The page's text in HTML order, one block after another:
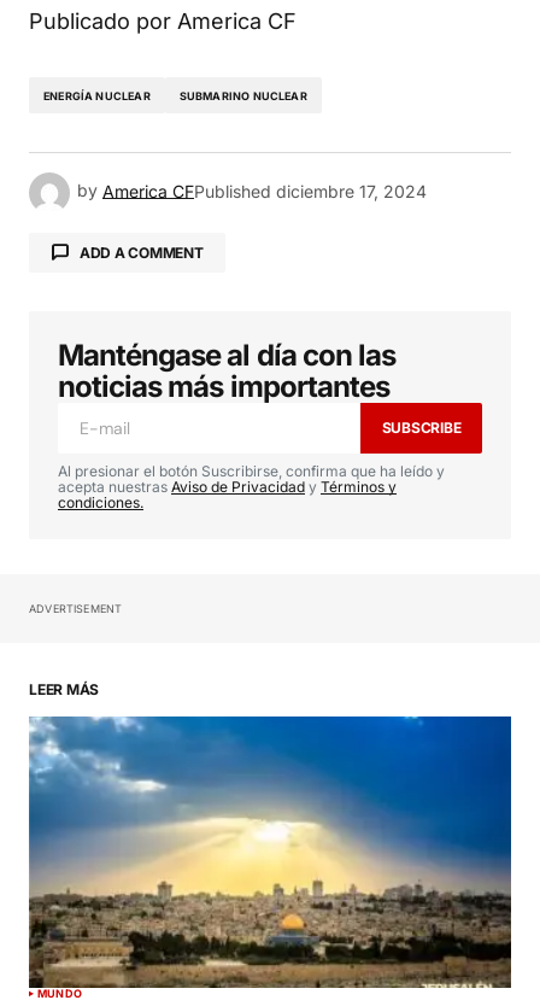
Publicado por America CF
ENERGÍA NUCLEAR SUBMARINO NUCLEAR
by America CFPublished diciembre 17, 2024
ADD A COMMENT
Tu dirección de correo electrónico no será
publicada. Los campos obligatorios están
marcados con*
Comment*
Your Name
Your E-mail
Guardar mi nombre, correo electrónico y sitio
web en este navegador para la próxima vez que
haga un comentario.
SUBMIT COMMENT
Manténgase al día con las
noticias más importantes
SUBSCRIBE
Al presionar el botón Suscribirse, confirma que ha leído y
acepta nuestras Aviso de Privacidad y Términos y
condiciones.
ADVERTISEMENT
LEER MÁS
MUNDO